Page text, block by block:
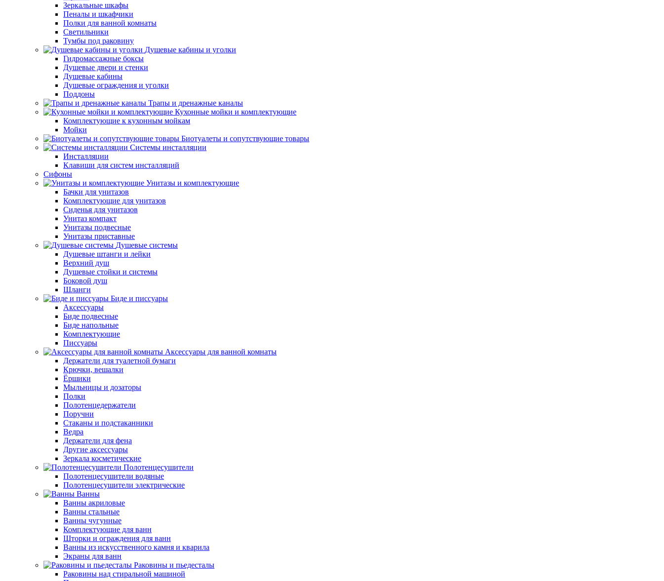
Зеркальные шкафы
Пеналы и шкафчики
Полки для ванной комнаты
Светильники
Тумбы под раковину
Душевые кабины и уголки
Гидромассажные боксы
Душевые двери и стенки
Душевые кабины
Душевые ограждения и уголки
Поддоны
Трапы и дренажные каналы
Кухонные мойки и комплектующие
Комплектующие к кухонным мойкам
Мойки
Биотуалеты и сопутствующие товары
Системы инсталляции
Инсталляции
Клавиши для систем инсталляций
Сифоны
Унитазы и комплектующие
Бачки для унитазов
Комплектующие для унитазов
Сиденья для унитазов
Унитаз компакт
Унитазы подвесные
Унитазы приставные
Душевые системы
Душевые штанги и лейки
Верхний душ
Душевые стойки и системы
Боковой душ
Шланги
Биде и писсуары
Аксессуары
Биде подвесные
Биде напольные
Комплектующие
Писсуары
Аксессуары для ванной комнаты
Держатели для туалетной бумаги
Крючки, вешалки
Ёршики
Мыльницы и дозаторы
Полки
Полотенцедержатели
Поручни
Стаканы и подстаканники
Ведра
Держатели для фена
Другие аксессуары
Зеркала косметические
Полотенцесушители
Полотенцесушители водяные
Полотенцесушители электрические
Ванны
Ванны акриловые
Ванны стальные
Ванны чугунные
Комплектующие для ванн
Шторки и ограждения для ванн
Ванны из искусственного камня и кварила
Экраны для ванн
Раковины и пьедесталы
Раковины над стиральной машиной